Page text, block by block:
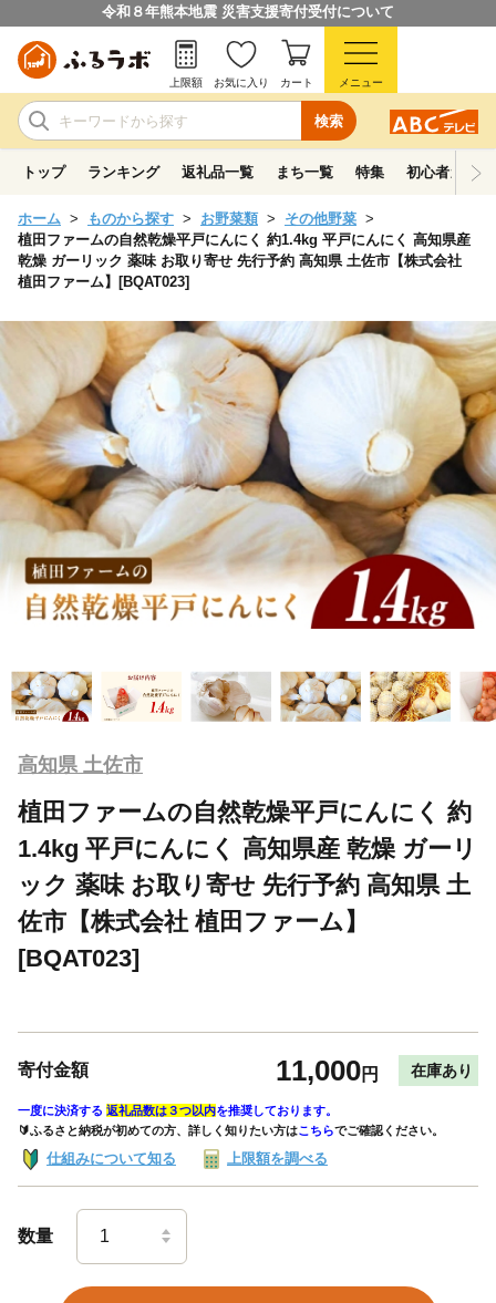
令和８年熊本地震 災害支援寄付受付について
検索
上限額 お気に入り カート メニュー
トップ ランキング 返礼品一覧 まち一覧 特集 初心者ガイド
ホーム ものから探す お野菜類
その他野菜
植田ファームの自然乾燥平戸にんにく 約1.4kg 平戸にんにく 高知県産
乾燥 ガーリック 薬味 お取り寄せ 先行予約 高知県 土佐市【株式会社
植田ファーム】[BQAT023]
高知県 土佐市
植田ファームの自然乾燥平戸にんにく 約
1.4kg 平戸にんにく 高知県産 乾燥 ガーリ
ック 薬味 お取り寄せ 先行予約 高知県 土
佐市【株式会社 植田ファーム】
[BQAT023]
寄付金額 11,000円 在庫あり
一度に決済する 返礼品数は３つ以内を推奨しております。
🔰ふるさと納税が初めての方、詳しく知りたい方はこちらでご確認ください。
仕組みについて知る 上限額を調べる
数量